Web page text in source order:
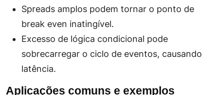
Spreads amplos podem tornar o ponto de
break even inatingível.
Excesso de lógica condicional pode
sobrecarregar o ciclo de eventos, causando
latência.
Aplicações comuns e exemplos